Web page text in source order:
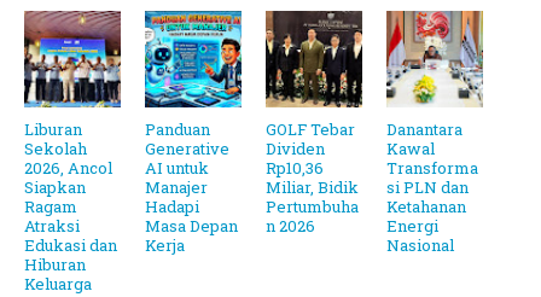
Liburan
Sekolah
2026, Ancol
Siapkan
Ragam
Atraksi
Edukasi dan
Hiburan
Keluarga
Panduan
Generative
AI untuk
Manajer
Hadapi
Masa Depan
Kerja
GOLF Tebar
Dividen
Rp10,36
Miliar, Bidik
Pertumbuha
n 2026
Danantara
Kawal
Transforma
si PLN dan
Ketahanan
Energi
Nasional